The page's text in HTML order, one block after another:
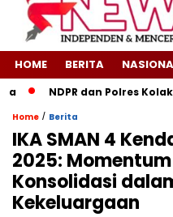
HOME BERITA
NDPR dan Polres Kolaka
Home / Berita
IKA SMAN 4
2025:
Konsolidasi
Kekeluargaan